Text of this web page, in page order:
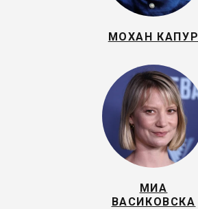
МОХАН КАПУР
МИА
ВАСИКОВСКА